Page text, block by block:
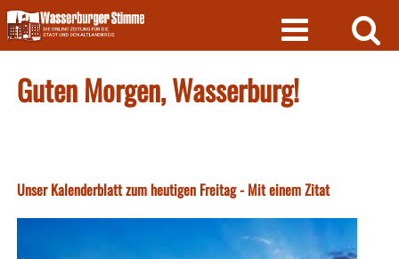
Skip
to
content
Guten Morgen, Wasserburg!
Unser Kalenderblatt zum heutigen Freitag - Mit einem Zitat